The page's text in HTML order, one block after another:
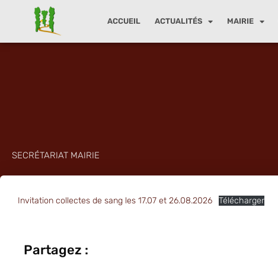
ACCUEIL ACTUALITÉS MAIRIE
SECRÉTARIAT MAIRIE
Invitation collectes de sang les 17.07 et 26.08.2026 Télécharger
Partagez :